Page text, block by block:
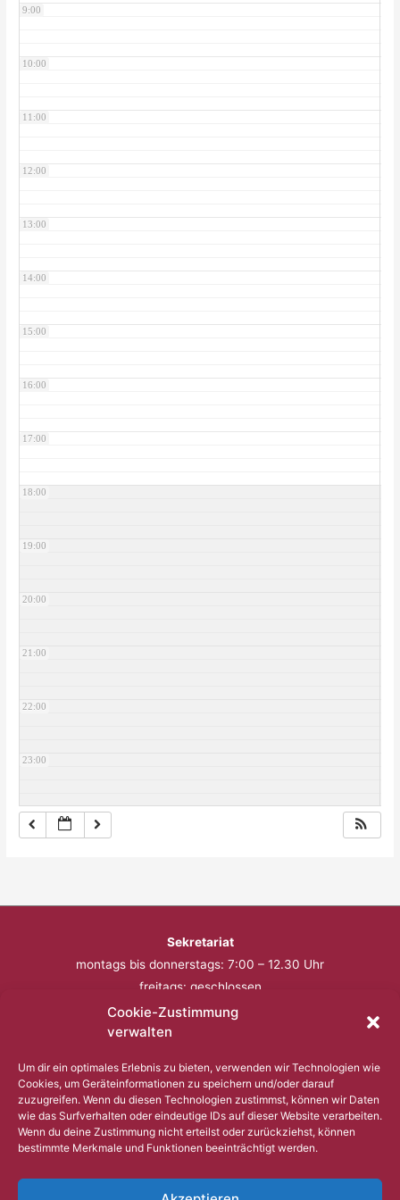
Cookie-Zustimmung
verwalten
Um dir ein optimales Erlebnis zu bieten, verwenden wir Technologien wie
Cookies, um Geräteinformationen zu speichern und/oder darauf
zuzugreifen. Wenn du diesen Technologien zustimmst, können wir Daten
wie das Surfverhalten oder eindeutige IDs auf dieser Website verarbeiten.
Wenn du deine Zustimmung nicht erteilst oder zurückziehst, können
bestimmte Merkmale und Funktionen beeinträchtigt werden.
9:00
10:00
11:00
12:00
13:00
14:00
15:00
16:00
17:00
18:00
19:00
20:00
21:00
22:00
23:00
Sekretariat
montags bis donnerstags: 7:00 – 12.30 Uhr
freitags: geschlossen
Telefon: 0201 – 57 17 430
Bitte nutzen Sie außerhalb der Öffnungszeiten den
Anrufbeantworter.